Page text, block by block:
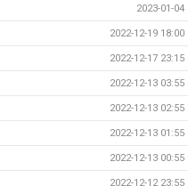
2023-01-04
2022-12-19 18:00
2022-12-17 23:15
2022-12-13 03:55
2022-12-13 02:55
2022-12-13 01:55
2022-12-13 00:55
2022-12-12 23:55